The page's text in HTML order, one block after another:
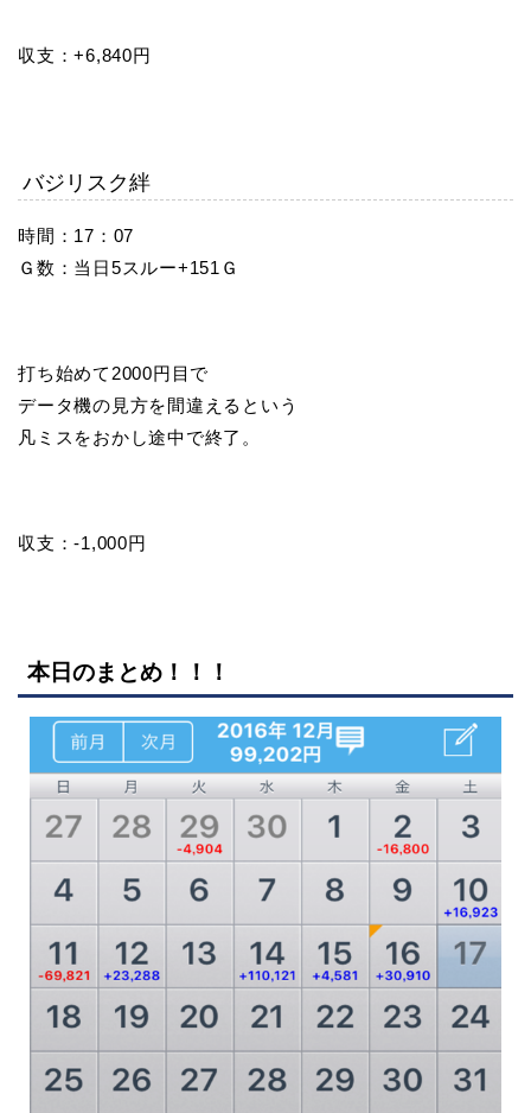
収支：+6,840円
バジリスク絆
時間：17：07
Ｇ数：当日5スルー+151Ｇ
打ち始めて2000円目で
データ機の見方を間違えるという
凡ミスをおかし途中で終了。
収支：-1,000円
本日のまとめ！！！